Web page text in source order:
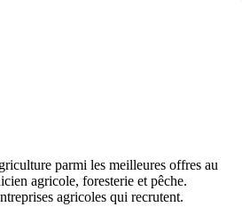
parmi les meilleures offres au
agricole, foresterie et pêche.
agricoles qui recrutent.